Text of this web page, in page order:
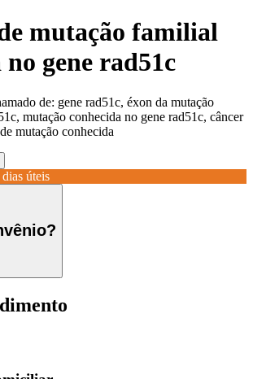
mutação familial
no gene rad51c
de: gene rad51c, éxon da mutação
mutação conhecida no gene rad51c, câncer
mutação conhecida
úteis